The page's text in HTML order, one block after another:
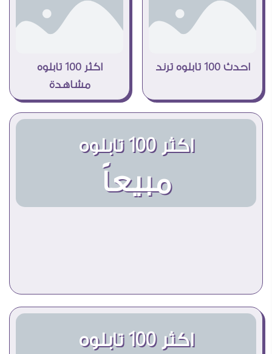
احدث 100 تابلوه ترند
اكثر 100 تابلوه
مشاهدة
اكثر 100 تابلوه
مبيعاً
اكثر 100 تابلوه